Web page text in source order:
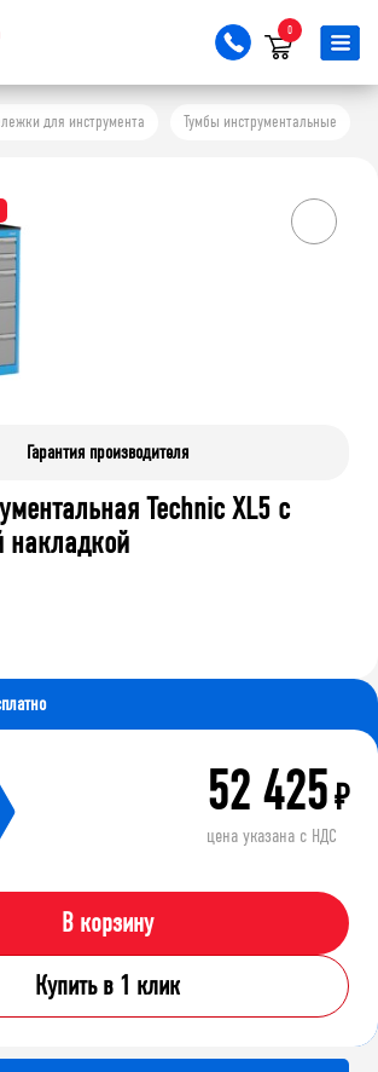
0
для инструмента Тумбы инструментальные
Гарантия производителя
Technic XL5 с
накладкой
52 425₽
цена указана с НДС
В корзину
Купить в 1 клик